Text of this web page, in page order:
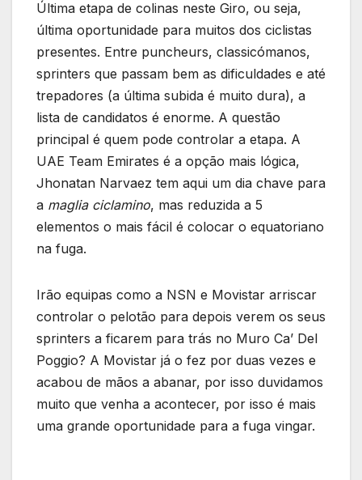
Última etapa de colinas neste Giro, ou seja,
última oportunidade para muitos dos ciclistas
presentes. Entre puncheurs, classicómanos,
sprinters que passam bem as dificuldades e até
trepadores (a última subida é muito dura), a
lista de candidatos é enorme. A questão
principal é quem pode controlar a etapa. A
UAE Team Emirates é a opção mais lógica,
Jhonatan Narvaez tem aqui um dia chave para
a maglia ciclamino, mas reduzida a 5
elementos o mais fácil é colocar o equatoriano
na fuga.
Irão equipas como a NSN e Movistar arriscar
controlar o pelotão para depois verem os seus
sprinters a ficarem para trás no Muro Ca’ Del
Poggio? A Movistar já o fez por duas vezes e
acabou de mãos a abanar, por isso duvidamos
muito que venha a acontecer, por isso é mais
uma grande oportunidade para a fuga vingar.